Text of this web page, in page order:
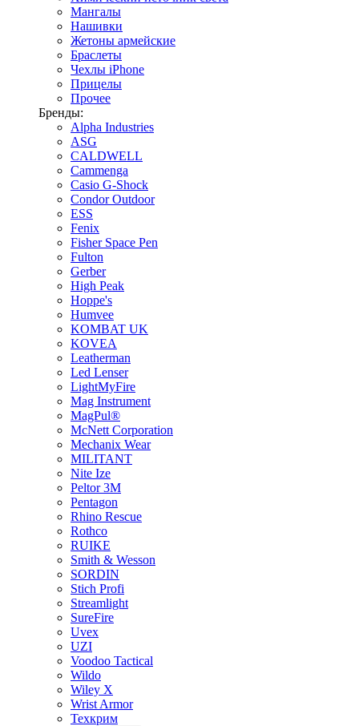
Мангалы
Нашивки
Жетоны армейские
Браслеты
Чехлы iPhone
Прицелы
Прочее
Бренды:
Alpha Industries
ASG
CALDWELL
Cammenga
Casio G-Shock
Condor Outdoor
ESS
Fenix
Fisher Space Pen
Fulton
Gerber
High Peak
Hoppe's
Humvee
KOMBAT UK
KOVEA
Leatherman
Led Lenser
LightMyFire
Mag Instrument
MagPul®
McNett Corporation
Mechanix Wear
MILITANT
Nite Ize
Peltor 3M
Pentagon
Rhino Rescue
Rothco
RUIKE
Smith & Wesson
SORDIN
Stich Profi
Streamlight
SureFire
Uvex
UZI
Voodoo Tactical
Wildo
Wiley X
Wrist Armor
Техкрим